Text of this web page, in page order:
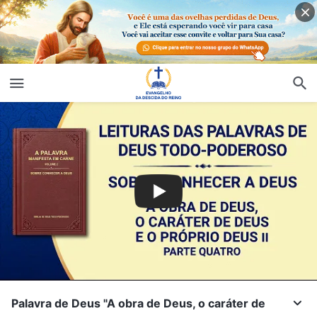
Palavra de Deus "A obra de Deus, o caráter de